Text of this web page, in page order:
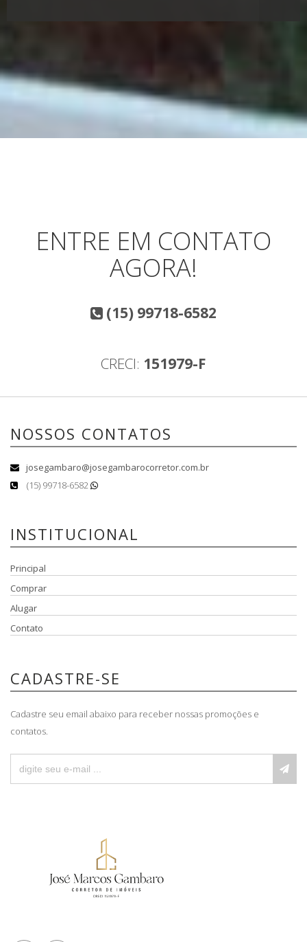
ENTRE EM CONTATO
AGORA!
(15) 99718-6582
CRECI: 151979-F
NOSSOS CONTATOS
josegambaro@josegambarocorretor.com.br
(15) 99718-6582
INSTITUCIONAL
Principal
Comprar
Alugar
Contato
CADASTRE-SE
Cadastre seu email abaixo para receber nossas promoções e
contatos.